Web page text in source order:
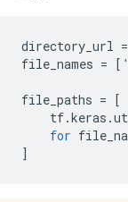
directory_url =
file_names = [
file_paths = [
tf.keras .
for
]